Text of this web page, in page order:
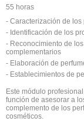
55 horas
- Caracterización de
- Identificación de los
- Reconocimiento de
complementarios
- Elaboración de
- Establecimientos de
Este módulo
función de asesorar a
complemento de los
cosméticos.